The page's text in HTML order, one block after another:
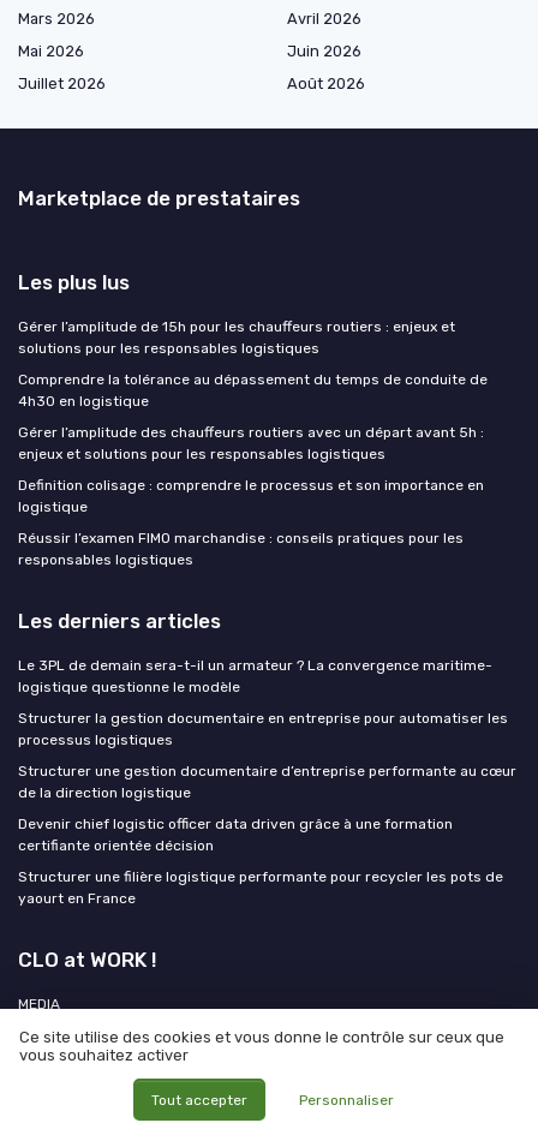
Mars 2026
Avril 2026
Mai 2026
Juin 2026
Juillet 2026
Août 2026
Marketplace de prestataires
Les plus lus
Gérer l’amplitude de 15h pour les chauffeurs routiers : enjeux et
solutions pour les responsables logistiques
Comprendre la tolérance au dépassement du temps de conduite de
4h30 en logistique
Gérer l’amplitude des chauffeurs routiers avec un départ avant 5h :
enjeux et solutions pour les responsables logistiques
Definition colisage : comprendre le processus et son importance en
logistique
Réussir l’examen FIMO marchandise : conseils pratiques pour les
responsables logistiques
Les derniers articles
Le 3PL de demain sera-t-il un armateur ? La convergence maritime-
logistique questionne le modèle
Structurer la gestion documentaire en entreprise pour automatiser les
processus logistiques
Structurer une gestion documentaire d’entreprise performante au cœur
de la direction logistique
Devenir chief logistic officer data driven grâce à une formation
certifiante orientée décision
Structurer une filière logistique performante pour recycler les pots de
yaourt en France
CLO at WORK !
MEDIA
Ce site utilise des cookies et vous donne le contrôle sur ceux que
vous souhaitez activer
Tout accepter Personnaliser